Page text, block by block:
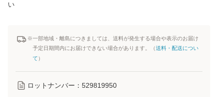
い
※一部地域・離島につきましては、送料が発生する場合や表示のお届け
予定日期間内にお届けできない場合があります。（送料・配送につい
て ）
ロットナンバー： 529819950